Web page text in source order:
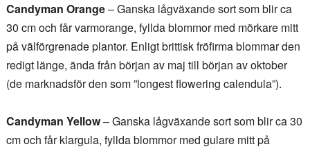
Candyman Orange– Ganska lågväxande sort som blir ca
30 cm och får varmorange, fyllda blommor med mörkare mitt
på välförgrenade plantor. Enligt brittisk fröfirma blommar den
redigt länge, ända från början av maj till början av oktober
(de marknadsför den som ”longest flowering calendula”).
Candyman Yellow– Ganska lågväxande sort som blir ca 30
cm och får klargula, fyllda blommor med gulare mitt på